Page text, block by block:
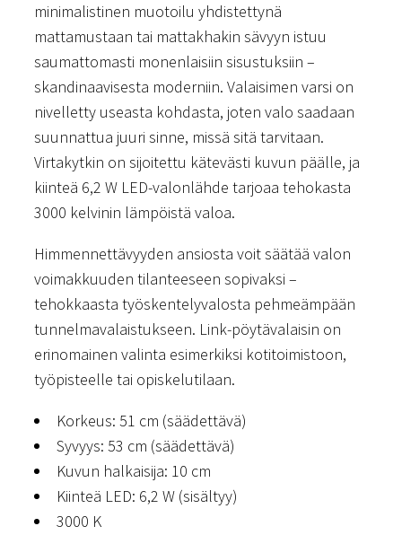
minimalistinen muotoilu yhdistettynä
mattamustaan tai mattakhakin sävyyn istuu
saumattomasti monenlaisiin sisustuksiin –
skandinaavisesta moderniin. Valaisimen varsi on
nivelletty useasta kohdasta, joten valo saadaan
suunnattua juuri sinne, missä sitä tarvitaan.
Virtakytkin on sijoitettu kätevästi kuvun päälle, ja
kiinteä 6,2 W LED-valonlähde tarjoaa tehokasta
3000 kelvinin lämpöistä valoa.
Himmennettävyyden ansiosta voit säätää valon
voimakkuuden tilanteeseen sopivaksi –
tehokkaasta työskentelyvalosta pehmeämpään
tunnelmavalaistukseen. Link-pöytävalaisin on
erinomainen valinta esimerkiksi kotitoimistoon,
työpisteelle tai opiskelutilaan.
Korkeus: 51 cm (säädettävä)
Syvyys: 53 cm (säädettävä)
Kuvun halkaisija: 10 cm
Kiinteä LED: 6,2 W (sisältyy)
3000 K